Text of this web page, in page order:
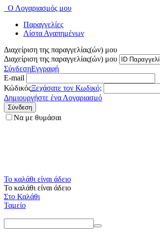
Ο Λογαριασμός μου
Παραγγελίες
Λίστα Αγαπημένων
Διαχείριση της παραγγελίας(ών) μου
Διαχείριση της παραγγελίας(ών) μου
ΣύνδεσηΕγγραφή
E-mail
ΚώδικόςΞεχάσατε τον Κωδικό;
Δημιουργήστε ένα Λογαριασμό
Σύνδεση
Να με θυμάσαι
Το καλάθι είναι άδειο
Το καλάθι είναι άδειο
Στο Καλάθι
Ταμείο